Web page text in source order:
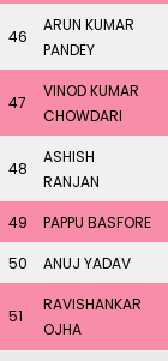
46
ARUN KUMAR
PANDEY
47
VINOD KUMAR
CHOWDARI
48
ASHISH
RANJAN
49 PAPPU BASFORE
50
ANUJ YADAV
51
RAVISHANKAR
OJHA